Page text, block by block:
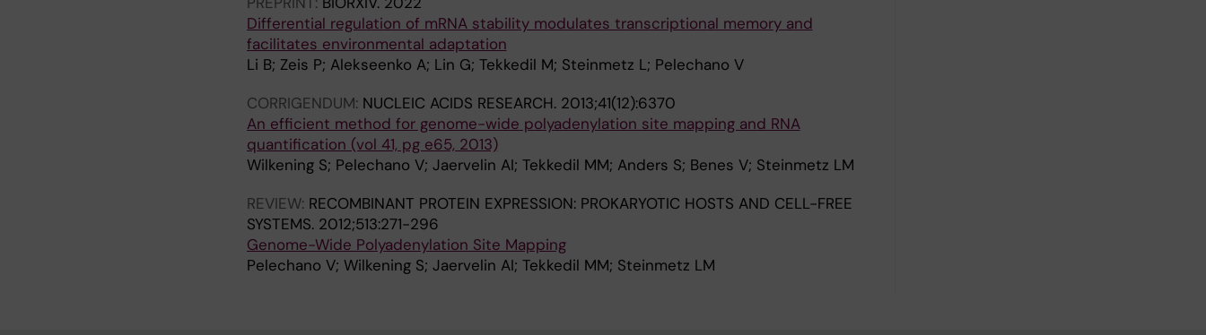
Differential regulation of mRNA stability modulates transcriptional memory and
facilitates environmental adaptation
Li B; Zeis P; Alekseenko A; Lin G; Tekkedil M; Steinmetz L; Pelechano V
CORRIGENDUM: NUCLEIC ACIDS RESEARCH. 2013;41(12):6370
An efficient method for genome-wide polyadenylation site mapping and RNA
quantification (vol 41, pg e65, 2013)
Wilkening S; Pelechano V; Jaervelin AI; Tekkedil MM; Anders S; Benes V; Steinmetz LM
REVIEW: RECOMBINANT PROTEIN EXPRESSION: PROKARYOTIC HOSTS AND CELL-FREE
SYSTEMS. 2012;513:271-296
Genome-Wide Polyadenylation Site Mapping
Pelechano V; Wilkening S; Jaervelin AI; Tekkedil MM; Steinmetz LM